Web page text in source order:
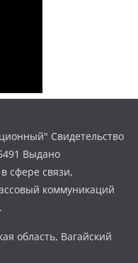
Свидетельство
Выдано
сфере связи,
коммуникаций
область, Вагайский